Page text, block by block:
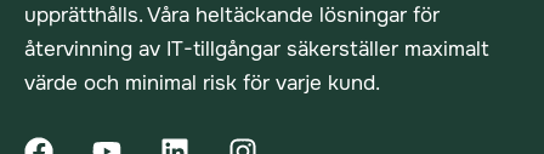
upprätthålls. Våra heltäckande lösningar för
återvinning av IT-tillgångar säkerställer maximalt
värde och minimal risk för varje kund.